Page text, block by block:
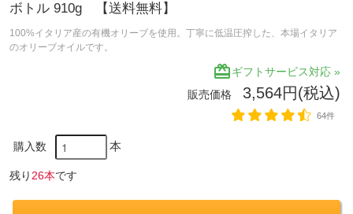
ボトル 910g 【送料無料】
100%イタリア産の有機オリーブを使用。丁寧に低温圧搾した、本場イタリア
のオリーブオイルです。
redeemギフトサービス対応 »
販売価格 3,564円(税込)
64件
購入数 本
残り 26本です